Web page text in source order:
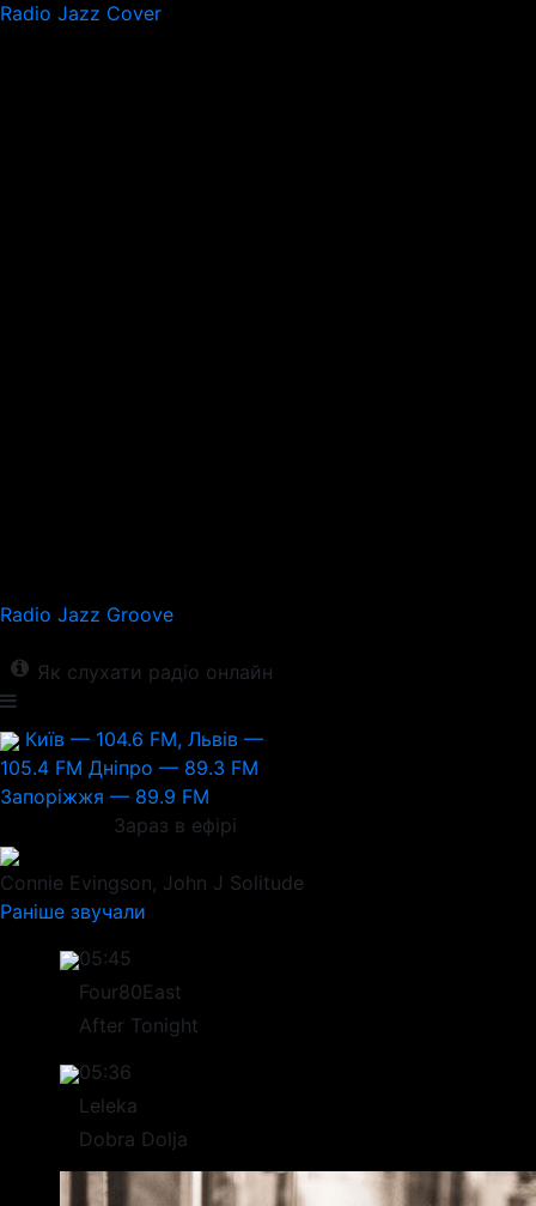
Radio Jazz Cover
Radio Jazz Groove
Як слухати радіо онлайн
Київ — 104.6 FM, Львів —
105.4 FM Дніпро — 89.3 FM
Запоріжжя — 89.9 FM
Зараз в ефірі
Connie Evingson, John J Solitude
Раніше звучали
05:45
Four80East
After Tonight
05:36
Leleka
Dobra Dolja